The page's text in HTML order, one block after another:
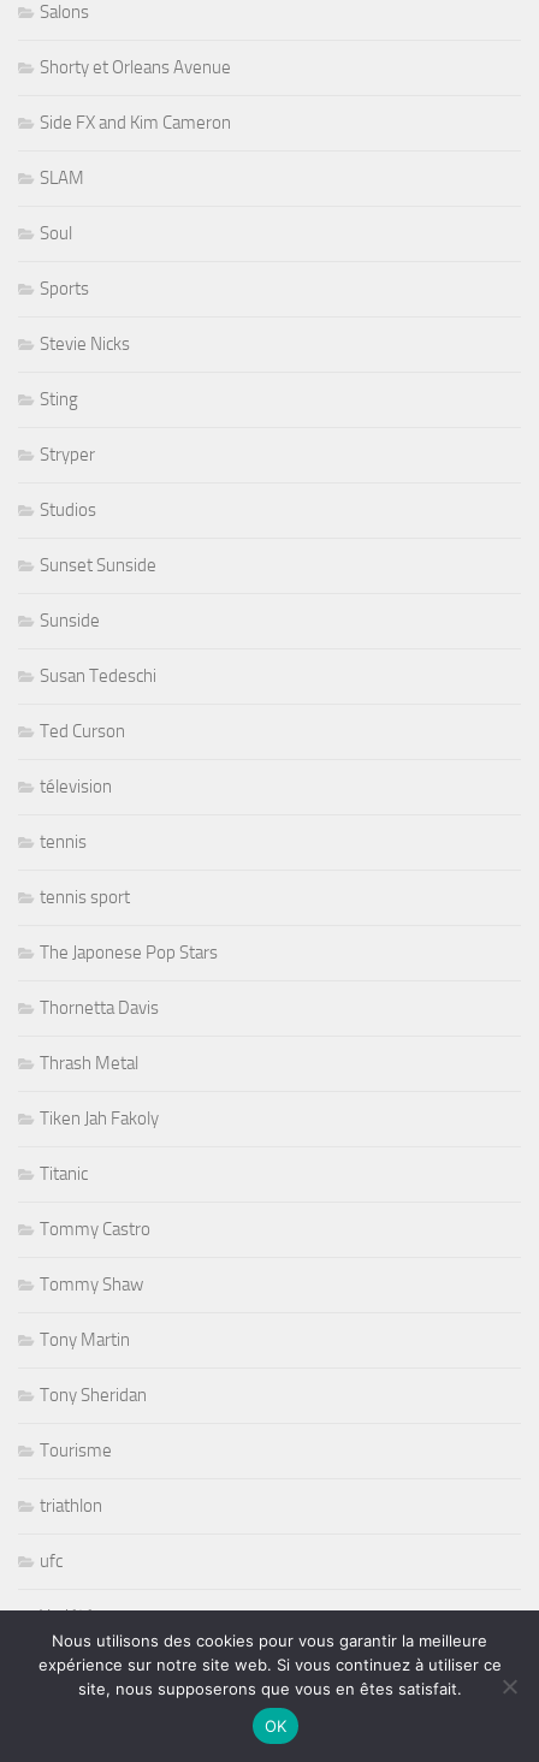
Salons
Shorty et Orleans Avenue
Side FX and Kim Cameron
SLAM
Soul
Sports
Stevie Nicks
Sting
Stryper
Studios
Sunset Sunside
Sunside
Susan Tedeschi
Ted Curson
télevision
tennis
tennis sport
The Japonese Pop Stars
Thornetta Davis
Thrash Metal
Tiken Jah Fakoly
Titanic
Tommy Castro
Tommy Shaw
Tony Martin
Tony Sheridan
Tourisme
triathlon
ufc
Variété
volley ball
Nous utilisons des cookies pour vous garantir la meilleure
expérience sur notre site web. Si vous continuez à utiliser ce
site, nous supposerons que vous en êtes satisfait.
OK